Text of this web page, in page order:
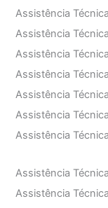
Assistência
Assistência
Assistência
Assistência
Assistência
Assistência
Assistência
Assistência
Assistência